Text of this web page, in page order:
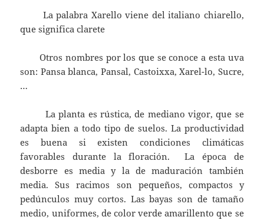
La palabra Xarello viene del italiano chiarello,
que significa clarete
Otros nombres por los que se conoce a esta uva
son: Pansa blanca, Pansal, Castoixxa, Xarel-lo, Sucre,
…
La planta es rústica, de mediano vigor, que se
adapta bien a todo tipo de suelos. La productividad
es buena si existen condiciones climáticas
favorables durante la floración. La época de
desborre es media y la de maduración también
media. Sus racimos son pequeños, compactos y
pedúnculos muy cortos. Las bayas son de tamaño
medio, uniformes, de color verde amarillento que se